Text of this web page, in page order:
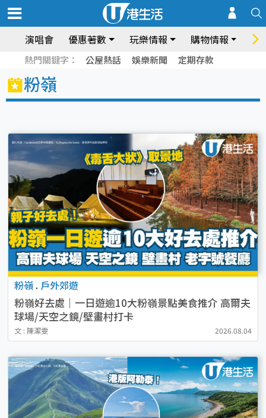
演唱會 優惠著數 玩樂情報 購物情報 飲
熱門關鍵字： 公屋熱話 娛樂新聞 定期存款
粉嶺
粉嶺 . 戶外郊遊
粉嶺好去處｜一日遊逾10大粉嶺景點美食推介 高爾夫
球場/天空之鏡/壁畫村打卡
文 : 陳潔雯 2026.08.04